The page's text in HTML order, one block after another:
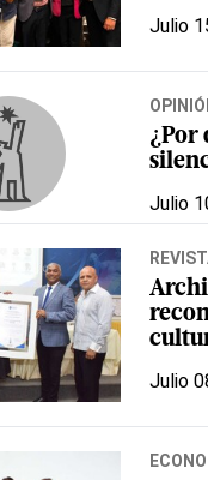
Julio
¿Por
Julio
Julio